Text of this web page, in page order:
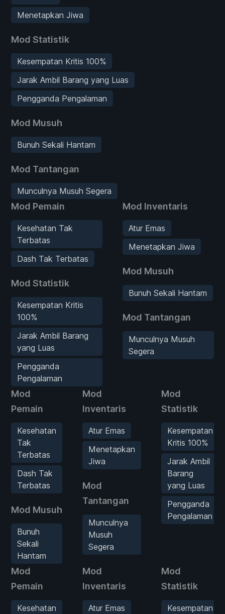
Menetapkan Jiwa
Mod Statistik
Kesempatan Kritis 100%
Jarak Ambil Barang yang Luas
Pengganda Pengalaman
Mod Musuh
Bunuh Sekali Hantam
Mod Tantangan
Munculnya Musuh Segera
Mod Pemain
Kesehatan Tak
Terbatas
Dash Tak Terbatas
Mod Statistik
Kesempatan Kritis
100%
Jarak Ambil Barang
yang Luas
Pengganda
Pengalaman
Mod Inventaris
Atur Emas
Menetapkan Jiwa
Mod Musuh
Bunuh Sekali Hantam
Mod Tantangan
Munculnya Musuh
Segera
Mod
Pemain
Kesehatan
Tak
Terbatas
Dash Tak
Terbatas
Mod Musuh
Bunuh
Sekali
Hantam
Mod
Inventaris
Atur Emas
Menetapkan
Jiwa
Mod
Tantangan
Munculnya
Musuh
Segera
Mod
Statistik
Kesempatan
Kritis 100%
Jarak Ambil
Barang
yang Luas
Pengganda
Pengalaman
Mod
Pemain
Kesehatan
Mod
Inventaris
Atur Emas
Mod
Statistik
Kesempatan